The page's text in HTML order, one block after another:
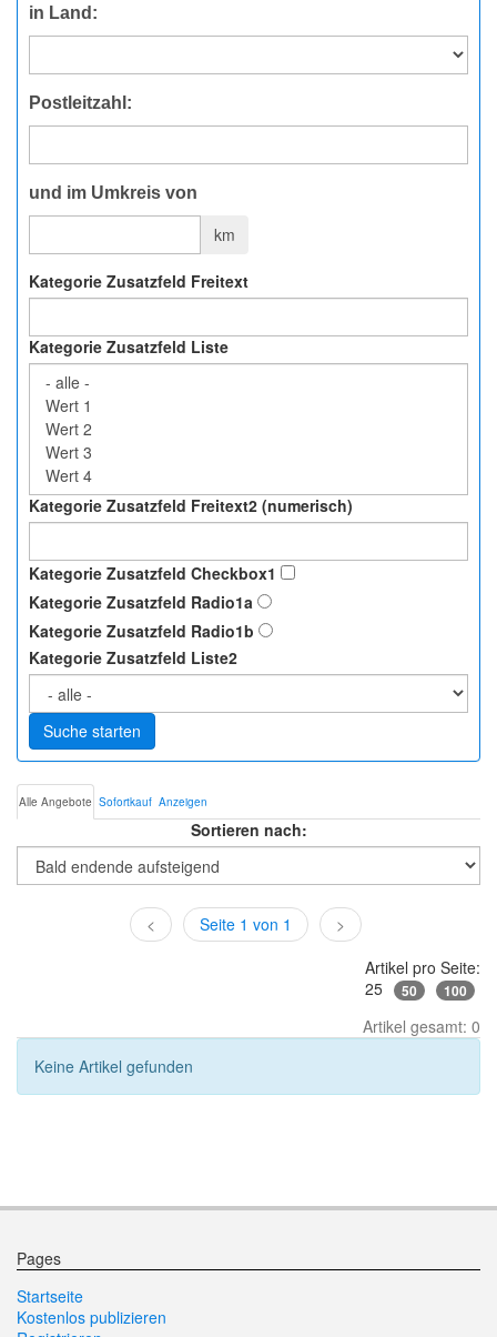
in Land:
Postleitzahl:
und im Umkreis von
km
Kategorie Zusatzfeld Freitext
Kategorie Zusatzfeld Liste
Kategorie Zusatzfeld Freitext2 (numerisch)
Kategorie Zusatzfeld Checkbox1
Kategorie Zusatzfeld Radio1a
Kategorie Zusatzfeld Radio1b
Kategorie Zusatzfeld Liste2
Suche starten
Alle Angebote Sofortkauf Anzeigen
Sortieren nach:
< Seite 1 von 1
>
Artikel pro Seite:
25
50 100
Artikel gesamt: 0
Keine Artikel gefunden
Pages
Startseite
Kostenlos publizieren